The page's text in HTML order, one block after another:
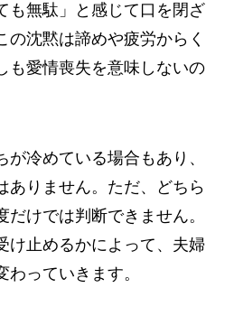
も無駄」と感じて口を閉ざ
の沈黙は諦めや疲労からく
も愛情喪失を意味しないの
冷めている場合もあり、
ありません。ただ、どちら
けでは判断できません。
け止めるかによって、夫婦
っていきます。